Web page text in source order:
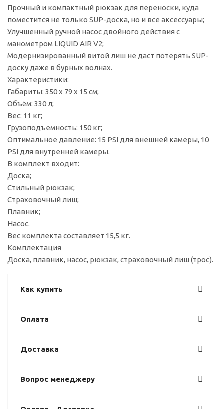
Прочный и компактный рюкзак для переноски, куда
поместится не только SUP-доска, но и все аксессуары;
Улучшенный ручной насос двойного действия с
манометром LIQUID AIR V2;
Модернизированный витой лиш не даст потерять SUP-
доску даже в бурных волнах.
Характеристики:
Габариты: 350 х 79 х 15 см;
Объём: 330 л;
Вес: 11 кг;
Грузоподъемность: 150 кг;
Оптимальное давление: 15 PSI для внешней камеры, 10
PSI для внутренней камеры.
В комплект входит:
Доска;
Стильный рюкзак;
Страховочный лиш;
Плавник;
Насос.
Вес комплекта составляет 15,5 кг.
Комплектация
Доска, плавник, насос, рюкзак, страховочный лиш (трос).
Как купить
Оплата
Доставка
Вопрос менеджеру